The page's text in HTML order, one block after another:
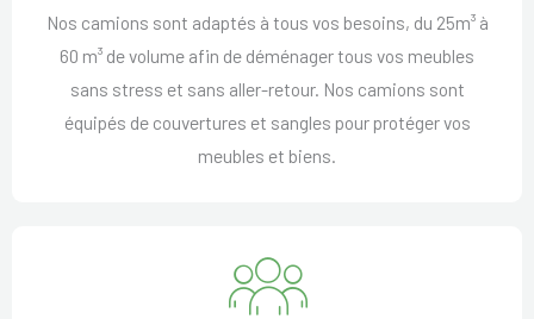
Nos camions sont adaptés à tous vos besoins, du 25m³ à
60 m³ de volume afin de déménager tous vos meubles
sans stress et sans aller-retour. Nos camions sont
équipés de couvertures et sangles pour protéger vos
meubles et biens.